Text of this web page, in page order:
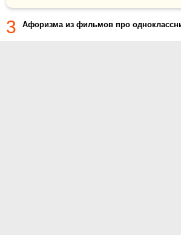
3 Афоризма из фильмов про